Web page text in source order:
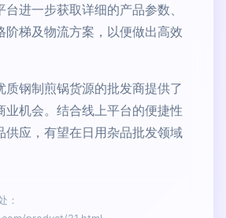
进一步获取详细的产品参数、
阶梯及物流方案，以便做出高效
质钢制煎锅货源的批发商提供了
业机会。结合线上平台的便捷性
供应，有望在日用杂品批发领域
：